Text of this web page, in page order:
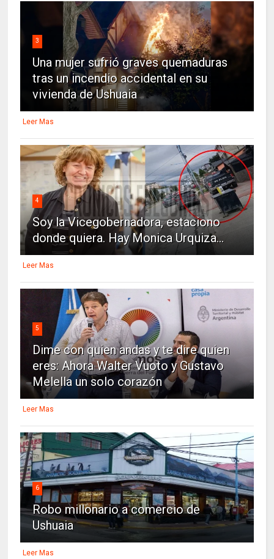
3
Una mujer sufrió graves quemaduras
tras un incendio accidental en su
vivienda de Ushuaia
Leer Mas
4
Soy la Vicegobernadora, estaciono
donde quiera. Hay Monica Urquiza...
Leer Mas
5
Dime con quien andas y te dire quien
eres: Ahora Walter Vuoto y Gustavo
Melella un solo corazón
Leer Mas
6
Robo millonario a comercio de
Ushuaia
Leer Mas